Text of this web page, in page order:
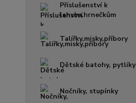
Příslušenství k
lahvím,hrnečkům
Talířky,misky,příbory
Dětské batohy, pytlíky
Nočníky, stupínky